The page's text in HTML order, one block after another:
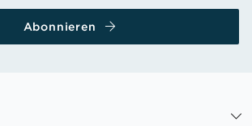
Abonnieren